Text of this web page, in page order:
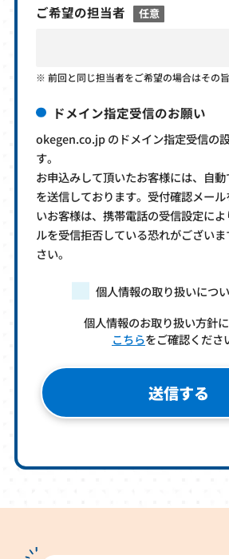
ご希望の担当者 任意
前回と同じ担当者をご希望の場合はその
ドメイン指定受信のお願い
okegen.co.jp のドメイン指定受信の
す。
お申込みして頂いたお客様には、自
を送信しております。受付確認メー
いお客様は、携帯電話の受信設定に
ルを受信拒否している恐れがござい
さい。
個人情報の取り扱いにつ
個人情報のお取り扱い方針
こちらをご確認くださ